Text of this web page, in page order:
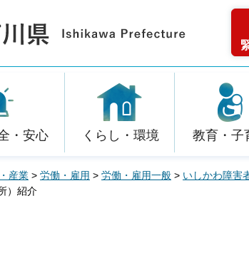
・安心 くらし・環境 教育・子
産業 > 労働・雇用 > 労働・雇用一般 > いしかわ障害
）紹介